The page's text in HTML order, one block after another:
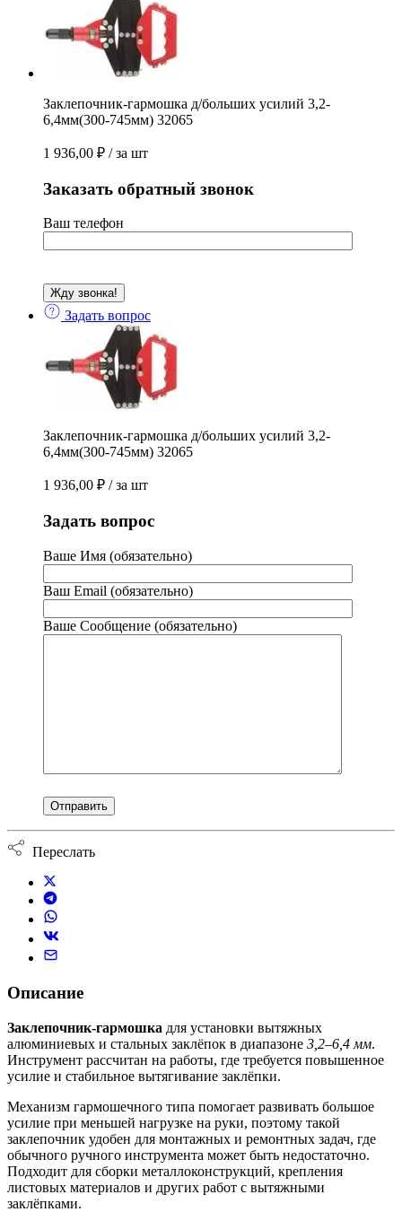
Заклепочник-гармошка д/больших усилий 3,2-
6,4мм(300-745мм) 32065
1 936,00 ₽ / за шт
Заказать обратный звонок
Ваш телефон
Задать вопрос
Заклепочник-гармошка д/больших усилий 3,2-
6,4мм(300-745мм) 32065
1 936,00 ₽ / за шт
Задать вопрос
Ваше Имя (обязательно)
Ваш Email (обязательно)
Ваше Сообщение (обязательно)
Переслать
Описание
Заклепочник-гармошка для установки вытяжных
алюминиевых и стальных заклёпок в диапазоне 3,2–6,4 мм.
Инструмент рассчитан на работы, где требуется повышенное
усилие и стабильное вытягивание заклёпки.
Механизм гармошечного типа помогает развивать большое
усилие при меньшей нагрузке на руки, поэтому такой
заклепочник удобен для монтажных и ремонтных задач, где
обычного ручного инструмента может быть недостаточно.
Подходит для сборки металлоконструкций, крепления
листовых материалов и других работ с вытяжными
заклёпками.